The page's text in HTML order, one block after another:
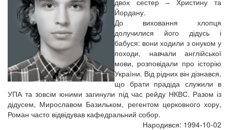
двох сестер – Христину та
Йордану.
До виховання хлопця
долучилися його дідусь і
бабуся: вони ходили з онуком у
походи, навчали англійської
мови, розповідали про історію
України. Від рідних він дізнався,
що брати прадіда служили в
УПА та зовсім юними загинули під час рейду НКВС. Разом із
дідусем, Мирославом Базильком, регентом церковного хору,
Роман часто відвідував кафедральний собор.
Народився: 1994-10-02